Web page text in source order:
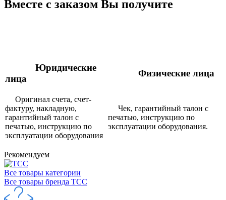
Оригинал счета, счет-
гарантийный талон с
печатью, инструкцию по
эксплуатации оборудования
эксплуатации оборудования.
Рекомендуем
Все товары категории
Все товары бренда ТСС